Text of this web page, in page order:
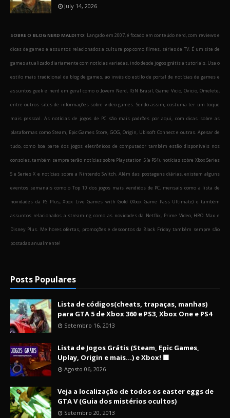
July 14, 2026
SOBRE O BLOG NERD MALDITO: Lançado em 2007, é focado em conteúdo nerd, com reviews e
dicas de games e assuntos relacionados a cultura pop como filmes, séries de TV. É um site de
games atualizado diariamente com notícias variadas, indo desde jogos grátis a tutoriais. Usa o
estilo mais tradicional de blog de games, ao invés do estilo de portal de notícias de games e
assuntos geek e nerd em geral como o Jovem Nerd, IGN Brasil, Game Vicio, Ovicio, Omelete,
entre outros sites de informações sobre video games. Sendo assim, costuma ter um toque
mais pessoal. As notícias de jogos de PC são mais padrões por aqui, com dicas sobre as
plataformas como Steam, Epic Games Store, GOG, Origin, Ubisoft Connect e outras. Apesar de
tudo, como boa parte dos jogos eletrônicos de computador também estão disponíveis nos
consoles, também sempre terão notícias sobre Playstation 5 (e PS4), notícias sobre Xbox Series
S e Series X e notícias sobre a Nintendo Switch. Além das postagens diárias, existem alguns
eventos semanais como o Top 10 dos jogos mais vendidos de PC, mensais como a lista de
novidades da PS Plus, Xbox Live Games with Gold (Xbox Game Pass Ultimate) e também
assuntos relacionados a streaming como as novidades da Netflix, Prime Video, HBO Max e
Disney Plus. Melhores ofertas, promoções e descontos da Black Friday também sempre são
postadas anualmente!
Posts Populares
Lista de códigos(cheats, trapaças, manhas)
para GTA 5 de Xbox 360 e PS3, Xbox One e PS4
Setembro 16, 2013
Lista de Jogos Grátis (Steam, Epic Games,
Uplay, Origin e mais...) e Xbox! 🟩
Agosto 06, 2026
Veja a localização de todos os easter eggs de
GTA V (Guia dos mistérios ocultos)
Setembro 20, 2013